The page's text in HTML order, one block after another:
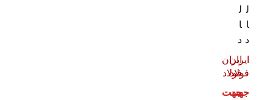
ل
ا
د
ایران
فولاد
جهت
ل
ا
د
ایران
فولاد
جهت